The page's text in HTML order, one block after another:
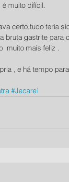
muito difícil.
certo,tudo teria
bruta gastrite para
muito mais feliz .
, e há tempo
#Jacareí